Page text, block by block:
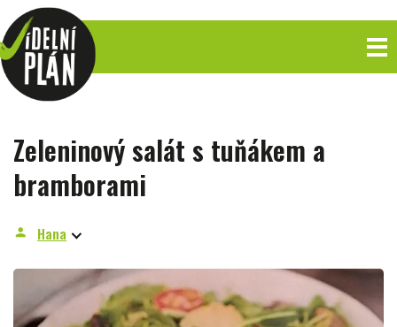
Zeleninový salát s tuňákem a
bramborami
person Hana